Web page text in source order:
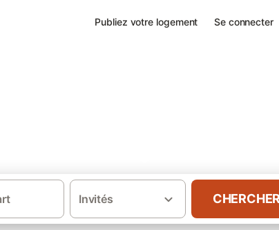
Publiez votre logement Se connecter
Invités CHERCHER